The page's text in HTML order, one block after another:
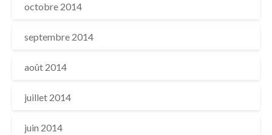
octobre 2014
septembre 2014
août 2014
juillet 2014
juin 2014